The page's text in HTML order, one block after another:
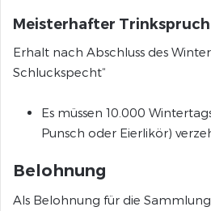
Meisterhafter Trinkspruch
Erhalt nach Abschluss des
Schluckspecht“
Es müssen 10.000
Punsch oder Eierlikör)
Belohnung
Als Belohnung für die